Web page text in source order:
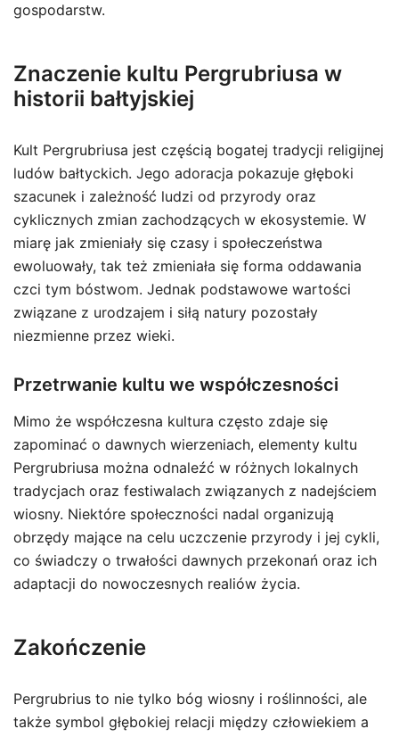
gospodarstw.
Znaczenie kultu Pergrubriusa w
historii bałtyjskiej
Kult Pergrubriusa jest częścią bogatej tradycji religijnej
ludów bałtyckich. Jego adoracja pokazuje głęboki
szacunek i zależność ludzi od przyrody oraz
cyklicznych zmian zachodzących w ekosystemie. W
miarę jak zmieniały się czasy i społeczeństwa
ewoluowały, tak też zmieniała się forma oddawania
czci tym bóstwom. Jednak podstawowe wartości
związane z urodzajem i siłą natury pozostały
niezmienne przez wieki.
Przetrwanie kultu we współczesności
Mimo że współczesna kultura często zdaje się
zapominać o dawnych wierzeniach, elementy kultu
Pergrubriusa można odnaleźć w różnych lokalnych
tradycjach oraz festiwalach związanych z nadejściem
wiosny. Niektóre społeczności nadal organizują
obrzędy mające na celu uczczenie przyrody i jej cykli,
co świadczy o trwałości dawnych przekonań oraz ich
adaptacji do nowoczesnych realiów życia.
Zakończenie
Pergrubrius to nie tylko bóg wiosny i roślinności, ale
także symbol głębokiej relacji między człowiekiem a